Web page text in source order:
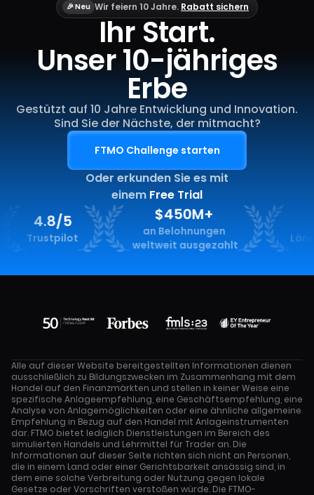
🎉 Neu Wir feiern 10 Jahre. Rabatt sichern
Ihr Start.
Unser 10-jähriges
Erbe
Gestützt auf 10 Jahre Entwicklung und Innovation.
Sind Sie der Nächste, der mitmacht?
FTMO Challenge starten
Oder erkunden Sie es mit
einem Free Trial
4.8/5
Trustpilot
$450M+
an Belohnungen
weltweit ausgezahlt
Länder
Alle auf dieser Website bereitgestellten Informationen dienen
ausschließlich zu Bildungszwecken im Zusammenhang mit dem
Handel auf den Finanzmärkten und stellen in keiner Weise eine
spezifische Anlageempfehlung, eine Geschäftsempfehlung, eine
Analyse von Anlagemöglichkeiten oder eine ähnliche allgemeine
Empfehlung in Bezug auf den Handel mit Anlageinstrumenten
dar. FTMO bietet lediglich Dienstleistungen im Bereich des
simulierten Handels und Lehrmittel für Trader an. Die
Informationen auf dieser Seite richten sich nicht an Personen,
die in einem Land oder einer Gerichtsbarkeit ansässig sind, in
dem eine solche Verbreitung oder Nutzung gegen lokale
Gesetze oder Vorschriften verstoßen würde. Die FTMO-